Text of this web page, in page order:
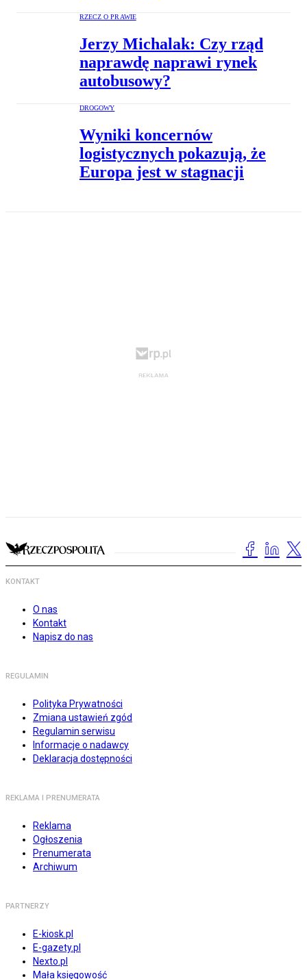
RZECZ O PRAWIE
Jerzy Michalak: Czy rząd
naprawdę naprawi rynek
autobusowy?
DROGOWY
Wyniki koncernów
logistycznych pokazują, że
Europa jest w stagnacji
KONTAKT
O nas
Kontakt
Napisz do nas
REGULAMIN
Polityka Prywatności
Zmiana ustawień zgód
Regulamin serwisu
Informacje o nadawcy
Deklaracja dostępności
REKLAMA I PRENUMERATA
Reklama
Ogłoszenia
Prenumerata
Archiwum
PARTNERZY
E-kiosk.pl
E-gazety.pl
Nexto.pl
Mała księgowość